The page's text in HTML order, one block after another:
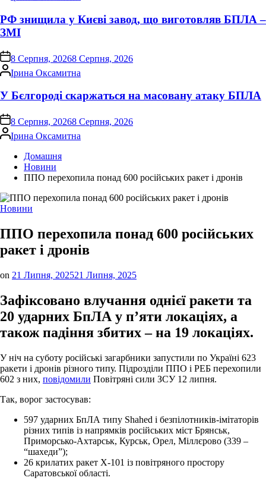
РФ знищила у Києві завод, що виготовляв БПЛА –
ЗМІ
on8 Серпня, 20268 Серпня, 2026
Опубліковано
Ірина Оксамитна
У Бєлгороді скаржаться на масовану атаку БПЛА
on8 Серпня, 20268 Серпня, 2026
Опубліковано
Ірина Оксамитна
Домашня
Новини
ППО перехопила понад 600 російських ракет і дронів
Опублікувати
Новини
ППО перехопила понад 600 російських
ракет і дронів
on 21 Липня, 202521 Липня, 2025
Зафіксовано влучання однієї ракети та
20 ударних БпЛА у п’яти локаціях, а
також падіння збитих – на 19 локаціях.
У ніч на суботу російські загарбники запустили по Україні 623
ракети і дронів різного типу. Підрозділи ППО і РЕБ перехопили
602 з них, повідомили Повітряні сили ЗСУ 12 липня.
Так, ворог застосував:
597 ударних БпЛА типу Shahed і безпілотників-імітаторів
різних типів із напрямків російських міст Брянськ,
Приморсько-Ахтарськ, Курськ, Орел, Міллєрово (339 –
“шахеди”);
26 крилатих ракет Х-101 із повітряного простору
Саратовської області.